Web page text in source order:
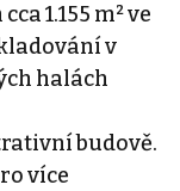
1.155 m² ve
v
halách
budově.
více